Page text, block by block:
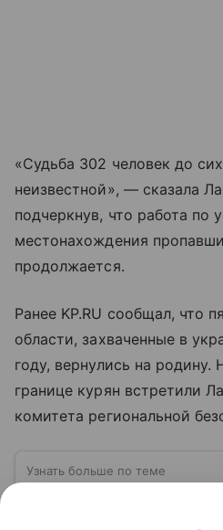
«Судьба 302 человек до
неизвестной», — сказала
подчеркнув, что работа по
местонахождения
продолжается.
Ранее KP.RU сообщал, что
области, захваченные в
году, вернулись на родину.
границе курян встретили
комитета региональной
Узнать больше по теме